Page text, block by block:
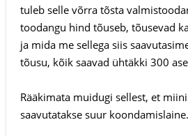
tuleb selle võrra tõsta
toodangu hind tõuseb, tõusevad
ja mida me sellega siis
tõusu, kõik saavad ühtäkki 300
Rääkimata muidugi sellest, et
saavutatakse suur koondamislaine.